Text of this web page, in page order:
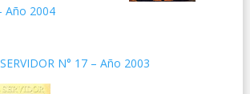
Año 2004
N° 17 – Año 2003